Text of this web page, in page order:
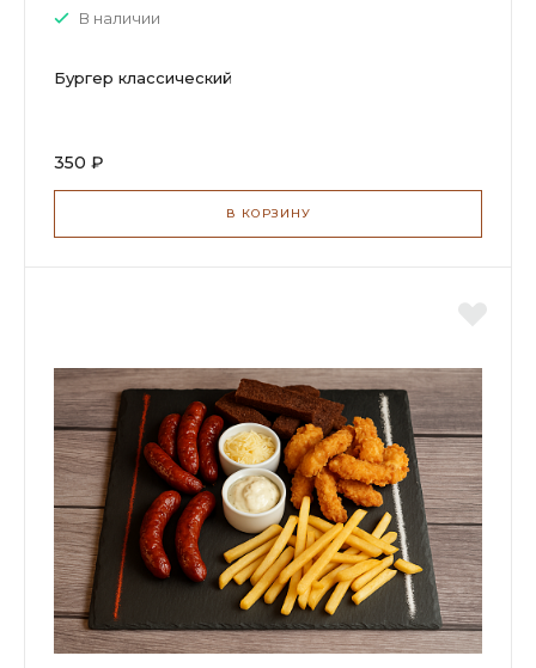
В наличии
Бургер классический
350 ₽
В КОРЗИНУ